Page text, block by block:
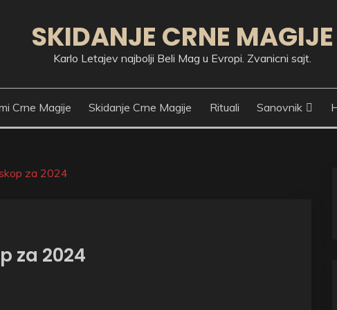
SKIDANJE CRNE MAGIJE
Karlo Letajev najbolji Beli Mag u Evropi. Zvanicni sajt.
Crne Magije Skidanje Crne Magije Rituali Sanovnik
za 2024
za 2024